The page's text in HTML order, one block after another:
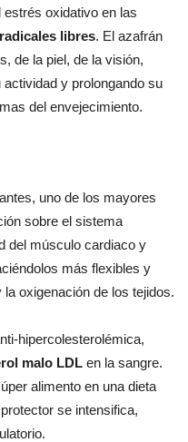
oxidativo en las
libres. El azafrán
de la piel, de la visión,
y prolongando su
del envejecimiento.
uno de los mayores
sobre el sistema
del músculo cardiaco y
más flexibles y
oxigenación de los tejidos.
hipercolesterolémica,
malo LDL en la sangre.
alimento en una dieta
se intensifica,